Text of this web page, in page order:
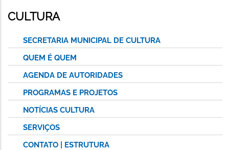
ESTA
PÁGINA
CULTURA
SECRETARIA MUNICIPAL DE CULTURA
QUEM É QUEM
AGENDA DE AUTORIDADES
PROGRAMAS E PROJETOS
NOTÍCIAS CULTURA
SERVIÇOS
CONTATO | ESTRUTURA